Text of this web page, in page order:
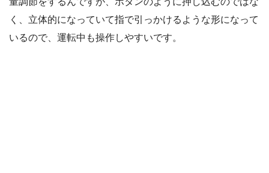
く、立体的になっていて指で引っかけるような形になって
いるので、運転中も操作しやすいです。